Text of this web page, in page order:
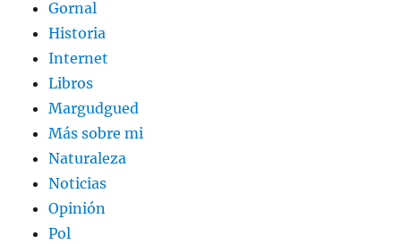
Gornal
Historia
Internet
Libros
Margudgued
Más sobre mi
Naturaleza
Noticias
Opinión
Pol